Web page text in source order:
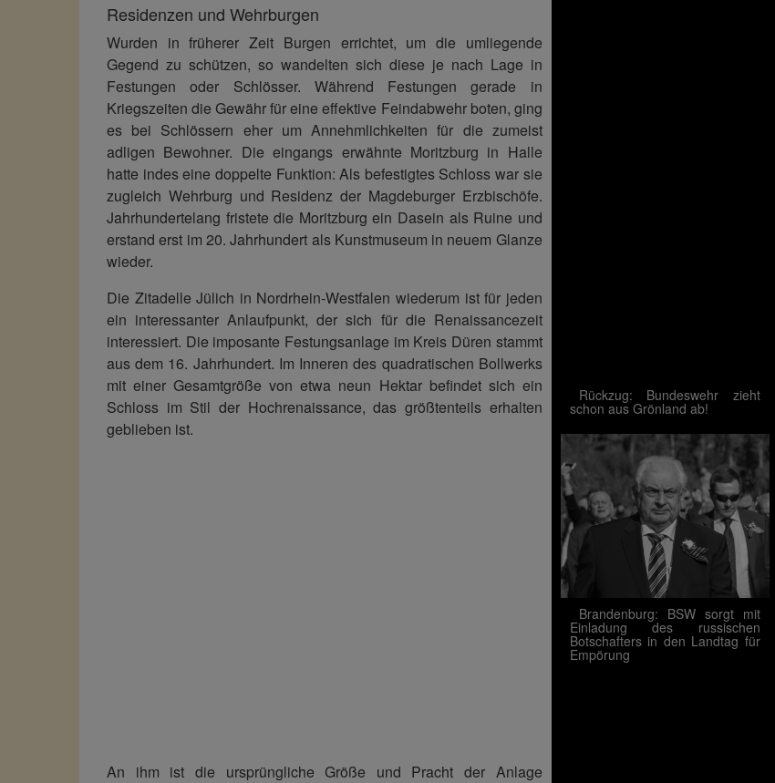
Residenzen und Wehrburgen
Wurden in früherer Zeit Burgen errichtet, um die umliegende
Gegend zu schützen, so wandelten sich diese je nach Lage in
Festungen oder Schlösser. Während Festungen gerade in
Kriegszeiten die Gewähr für eine effektive Feindabwehr boten, ging
es bei Schlössern eher um Annehmlichkeiten für die zumeist
adligen Bewohner. Die eingangs erwähnte Moritzburg in Halle
hatte indes eine doppelte Funktion: Als befestigtes Schloss war sie
zugleich Wehrburg und Residenz der Magdeburger Erzbischöfe.
Jahrhundertelang fristete die Moritzburg ein Dasein als Ruine und
erstand erst im 20. Jahrhundert als Kunstmuseum in neuem Glanze
wieder.
Die Zitadelle Jülich in Nordrhein-Westfalen wiederum ist für jeden
ein interessanter Anlaufpunkt, der sich für die Renaissancezeit
interessiert. Die imposante Festungsanlage im Kreis Düren stammt
aus dem 16. Jahrhundert. Im Inneren des quadratischen Bollwerks
mit einer Gesamtgröße von etwa neun Hektar befindet sich ein
Schloss im Stil der Hochrenaissance, das größtenteils erhalten
geblieben ist.
An ihm ist die ursprüngliche Größe und Pracht der Anlage
Rückzug: Bundeswehr zieht
schon aus Grönland ab!
Brandenburg: BSW sorgt mit
Einladung des russischen
Botschafters in den Landtag für
Empörung